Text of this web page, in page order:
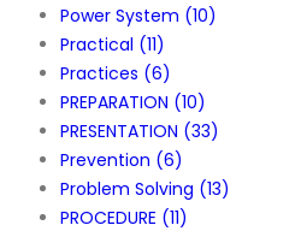
Power System (10)
Practical (11)
Practices (6)
PREPARATION (10)
PRESENTATION (33)
Prevention (6)
Problem Solving (13)
PROCEDURE (11)